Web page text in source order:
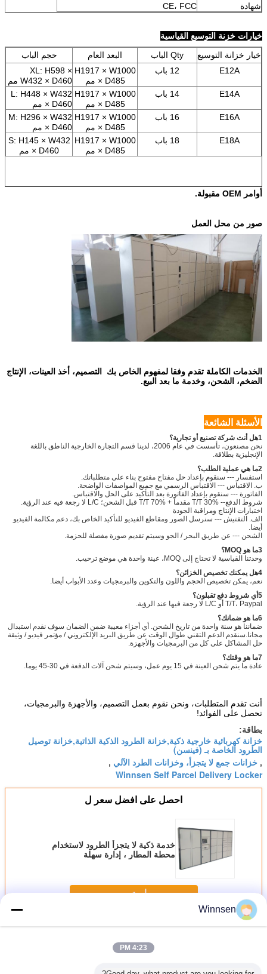
شهادة
CE، FCC
خيارات خزنة التوسيع القياسية
خيار خزانة التوسيع
Qty الباب البعد العام
حجم الباب
E12A
12 باب
H1917 × W1000
× D485 مم
XL: H598 ×
W432 × D460 مم
E14A
14 باب
H1917 × W1000
× D485 مم
L: H448 × W432
× D460 مم
E16A
16 باب
H1917 × W1000
× D485 مم
M: H296 × W432
× D460 مم
E18A
18 باب
H1917 × W1000
× D485 مم
S: H145 × W432
× D460 مم
أوامر OEM مقبولة.
صور من محل العمل
الخدمات الكاملة تقدم وفقا لمفهوم الخاص بك ‬ التصميم، أخذ العينات، الإنتاج
الضخم، الشحن، وخدمة ما بعد البيع.
الأسئلة الشائعة
1هل أنت شركة تصنيع أو تجارية؟
نحن مصنعون، تأسست في عام 2006، لدينا قسم التجارة الخارجية الناطق باللغة
الإنجليزية بطلاقة.
2ما هي عملية الطلب؟
استفسار --- سنقوم بإعداد حل مفتاح مفتوح بناء على متطلباتك.
ب. الاقتباس --- الاقتباس الرسمي مع جميع المواصفات الواضحة.
الفاتورة --- سنقوم بإعداد الفاتورة بعد التأكيد على الحل والاقتباس.
شروط الدفع-- T/T 30% مقدماً + T/T 70% قبل الشحن؛ L/C لا رجعة فيه عند الرؤية.
اختبارات الإنتاج ومراقبة الجودة
الف. التفتيش --- سنرسل الصور ومقاطع الفيديو للتأكيد الخاص بك، دعم مكالمة الفيديو
أيضا.
الشحن --- عن طريق البحر / الجو وسيتم تقديم صورة مفصلة للحزمة.
3ما هو MOQ؟
وحدتنا القياسية لا تحتاج إلى MOQ، عينة واحدة هي موضع ترحيب.
4هل يمكنك تخصيص الخزائن؟
نعم، يمكن تخصيص الحجم واللون والتكوين والبرمجيات وعدد الأبواب أيضا.
5أي شروط دفع تقبلون؟
T/T، Paypal أو L/C لا رجعة فيها عند الرؤية.
6ما هو ضمانك؟
ضماننا هو سنة واحدة من تاريخ الشحن. أي أجزاء معيبة ضمن الضمان سوف نقدم استبدال
مجانا.سنقدم الدعم التقني طوال الوقت عن طريق البريد الإلكتروني / مؤتمر فيديو / وثيقة
حل المشاكل على كل من البرمجيات والأجهزة.
7ما هو وقتك؟
عادة ما يتم شحن العينة في 15 يوم عمل، وسيتم شحن آلات الدفعة في 30-45 يوما.
أنت تقدم المتطلبات، ونحن نقوم بعمل التصميم، والأجهزة والبرمجيات،
تحصل على الفوائد!
بطاقة:
خزانة كهربائية خارجية ذكية,خزانة الطرود الذكية الذاتية,خزانة توصيل
الطرود الخاصة بـ (فينسن)
, خزانات جمع لا يتجزأ، وخزانات الطرد الآلي ,
Winnsen Self Parcel Delivery Locker
احصل على افضل سعر ل
خدمة ذكية لا يتجزأ الطرود لاستخدام
محطة المطار ، إدارة سهلة
استمر
أكثرالخزانة الذكية
Winnsen
4:23 PM